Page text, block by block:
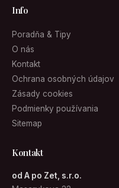
Info
Poradňa & Tipy
O nás
Kontakt
Ochrana osobných údajov
Zásady cookies
Podmienky používania
Sitemap
Kontakt
od A po Zet, s.r.o.